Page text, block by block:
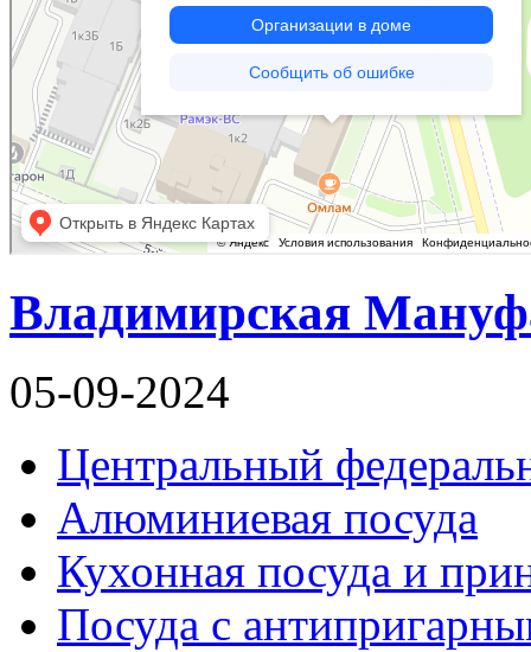
Владимирская
05-09-2024
Центральный
Алюминиевая посуда
Кухонная посуда и
Посуда с